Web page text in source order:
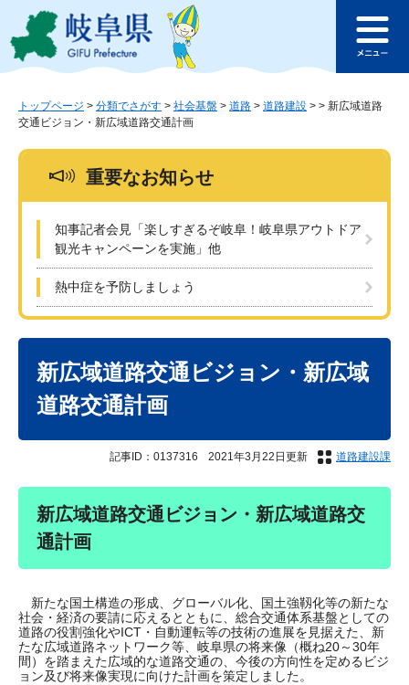
ジ
ュ
このページの本文へ
ュ
トップページ > 分類でさがす > 社会基盤 > 道路 > 道路建設 > > 新広域道路
交通ビジョン・新広域道路交通計画
重要なお知らせ
知事記者会見「楽しすぎるぞ岐阜！岐阜県アウトドア
観光キャンペーンを実施」他
熱中症を予防しましょう
新広域道路交通ビジョン・新広域
道路交通計画
記事ID：0137316 2021年3月22日更新 道路建設課
新広域道路交通ビジョン・新広域道路交
通計画
新たな国土構造の形成、グローバル化、国土強靱化等の新たな
社会・経済の要請に応えるとともに、総合交通体系基盤としての
道路の役割強化やICT・自動運転等の技術の進展を見据えた、新
たな広域道路ネットワーク等、岐阜県の将来像（概ね20～30年
間）を踏まえた広域的な道路交通の、今後の方向性を定めるビジ
ョン及び将来像実現に向けた計画を策定しました。